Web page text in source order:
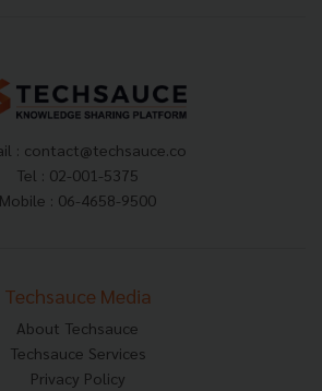
: contact@techsauce.co
Tel : 02-001-5375
Mobile : 06-4658-9500
Techsauce Media
About Techsauce
Techsauce Services
Privacy Policy